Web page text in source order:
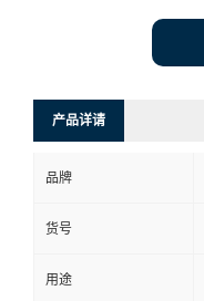
产品详请
品牌
货号
用途